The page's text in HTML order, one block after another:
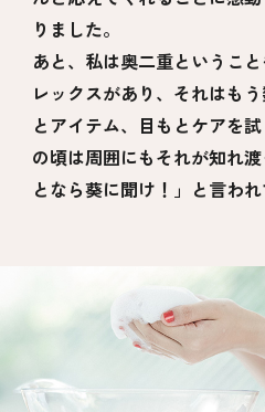
りました。
あと、私は奥二重というこ
レックスがあり、それはも
とアイテム、目もとケアを
の頃は周囲にもそれが知れ
となら葵に聞け！」と言われ